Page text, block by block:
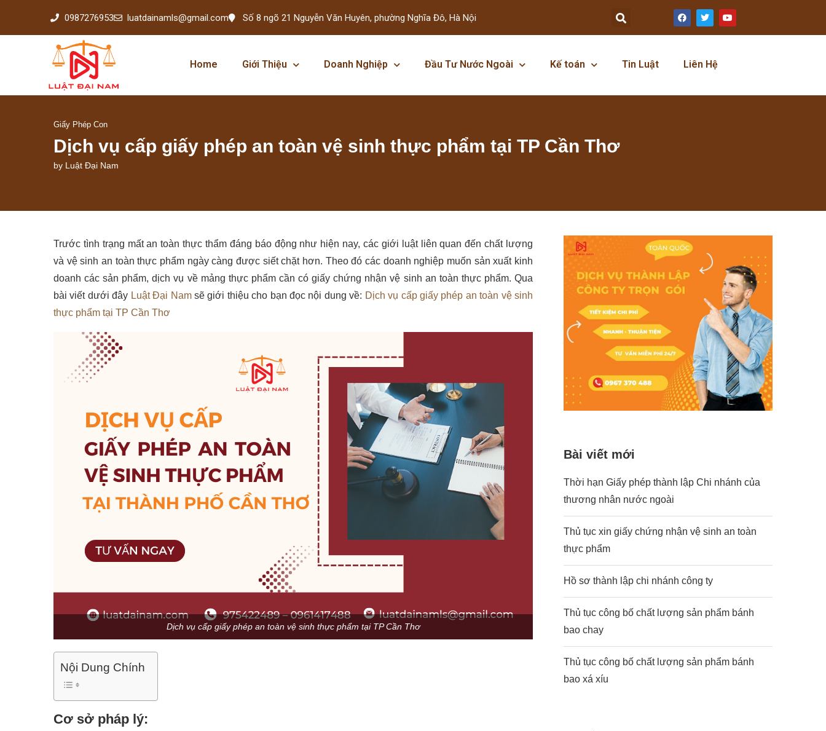
0987276953 luatdainamls@gmail.com Số 8 ngõ 21 Nguyễn Văn Huyên, phường Nghĩa Đô, Hà Nội
Home Giới Thiệu Doanh Nghiệp Đầu Tư Nước Ngoài Kế toán Tin Luật Liên Hệ
Giấy Phép Con
Dịch vụ cấp giấy phép an toàn vệ sinh thực phẩm tại TP Cần Thơ
by Luật Đại Nam
Trước tình trạng mất an toàn thực thẩm đáng báo động như hiện nay, các giới luật liên quan đến chất lượng
và vệ sinh an toàn thực phẩm ngày càng được siết chặt hơn. Theo đó các doanh nghiệp muốn sản xuất kinh
doanh các sản phẩm, dịch vụ về mảng thực phẩm cần có giấy chứng nhận vệ sinh an toàn thực phẩm. Qua
bài viết dưới đây Luật Đại Namsẽ giới thiệu cho bạn đọc nội dung về: Dịch vụ cấp giấy phép an toàn vệ sinh
thực phẩm tại TP Cần Thơ
Dịch vụ cấp giấy phép an toàn vệ sinh thực phẩm tại TP Cần Thơ
Nội Dung Chính
Cơ sở pháp lý:
Bài viết mới
Thời hạn Giấy phép thành lập Chi nhánh của
thương nhân nước ngoài
Thủ tục xin giấy chứng nhận vệ sinh an toàn
thực phẩm
Hồ sơ thành lập chi nhánh công ty
Thủ tục công bố chất lượng sản phẩm bánh
bao chay
Thủ tục công bố chất lượng sản phẩm bánh
bao xá xíu